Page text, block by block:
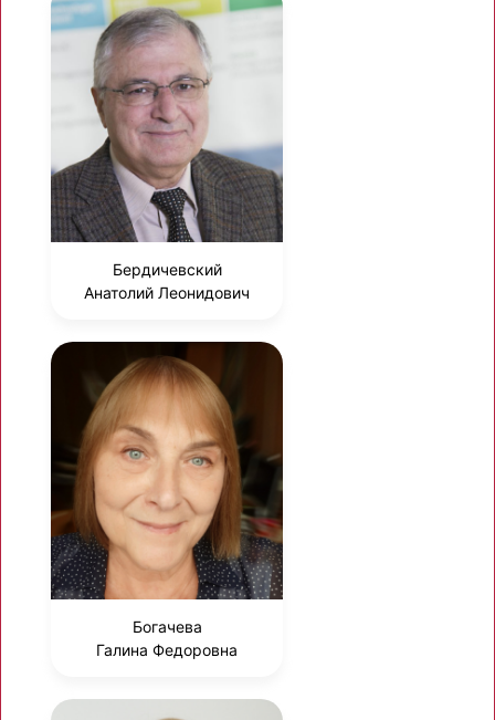
Бердичевский
Анатолий Леонидович
Богачева
Галина Федоровна